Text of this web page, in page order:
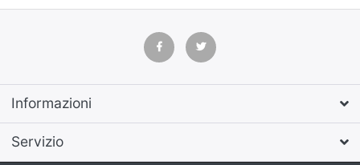
Informazioni
Servizio